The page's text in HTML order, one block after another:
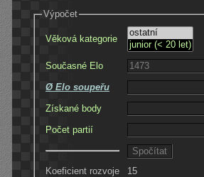
Výpočet
Věková kategorie
Současné Elo
Ø Elo soupeřu
Získané body
Počet partií
Koeficient rozvoje
15